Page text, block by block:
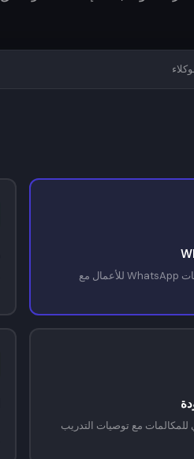
أتمت محادثات WhatsApp للأعمال مع
للمكالمات مع توصيات التدريب